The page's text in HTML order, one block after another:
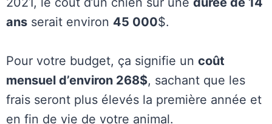
ans serait environ 45 000$.
Pour votre budget, ça signifie un coût
mensuel d’environ 268$, sachant que les
frais seront plus élevés la première année et
en fin de vie de votre animal.